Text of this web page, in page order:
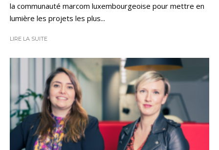
la communauté marcom luxembourgeoise pour mettre en
lumière les projets les plus...
LIRE LA SUITE